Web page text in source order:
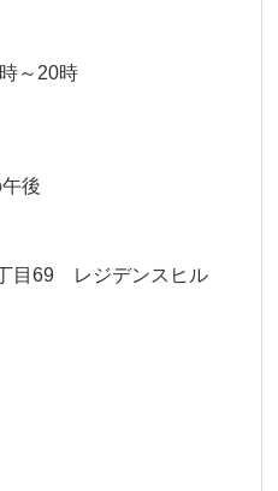
～20時
後
目69 レジデンスヒル